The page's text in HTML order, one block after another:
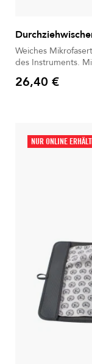
Weiches Mikrofasertuch,
des Instruments.
Preis
26,40 €
NUR ONLINE